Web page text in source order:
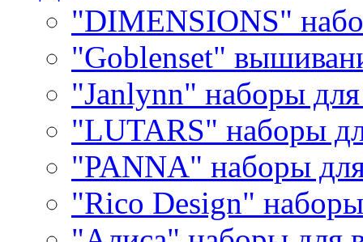
"DIMENSIONS"
"Goblenset"
"Janlynn" наборы
"LUTARS" наборы
"PANNA" наборы
"Rico Design"